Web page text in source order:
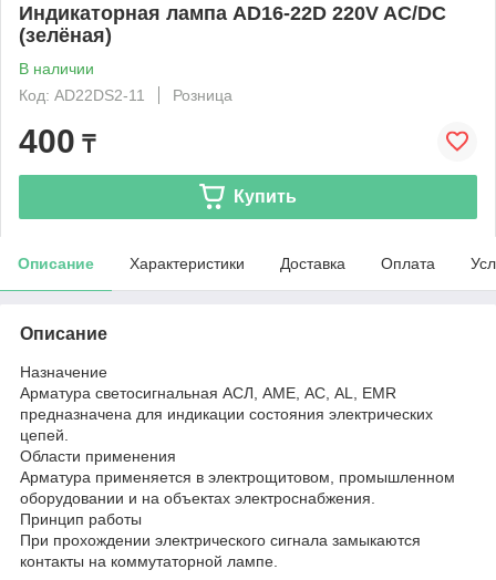
Индикаторная лампа AD16-22D 220V AC/DC
(зелёная)
В наличии
Код: AD22DS2-11
Розница
400 ₸
Купить
Описание Характеристики Доставка Оплата
Описание
Назначение
Арматура светосигнальная АСЛ, АМЕ, АС, AL, EMR
предназначена для индикации состояния электрических
цепей.
Области применения
Арматура применяется в электрощитовом, промышленном
оборудовании и на объектах электроснабжения.
Принцип работы
При прохождении электрического сигнала замыкаются
контакты на коммутаторной лампе.